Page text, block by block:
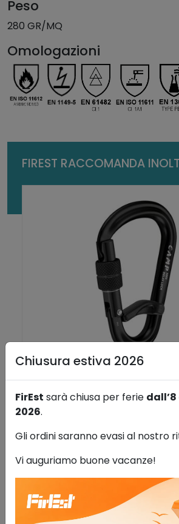
u
a
t
à
Peso
280 GR/MQ
Omologazioni
FIREST RACCOMANDA
Moschettone HMS
Antinfortunistica
AGGIUNGI AL
Aggiungi alla lista dei
Chiusura estiva 2026
FirEst sarà chiusa per ferie
2026.
Gli ordini saranno evasi al nostro
Vi auguriamo buone vacanze!